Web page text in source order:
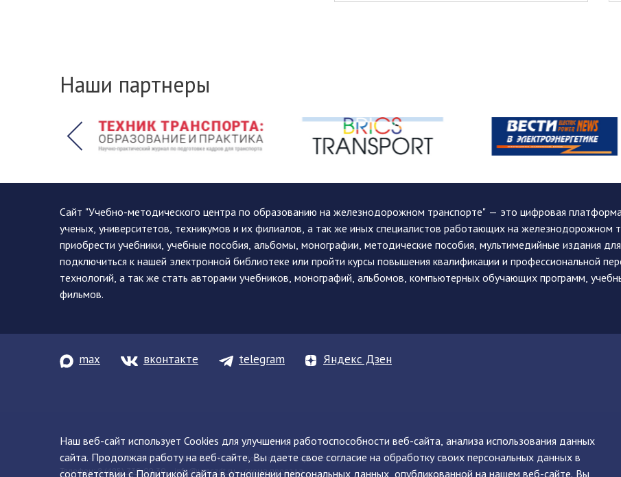
Наши партнеры
Наш веб-сайт использует Cookies для улучшения работоспособности веб-сайта, анализа использования данных
сайта. Продолжая работу на веб-сайте, Вы даете свое согласие на обработку своих персональных данных в
соответствии с Политикой сайта в отношении персональных данных, опубликованной на нашем веб-сайте. Вы
Сайт "Учебно-методического центра по образованию на железнодорожном транспорте" — это цифровая
ученых, университетов, техникумов и их филиалов, а так же иных специалистов работающих на
приобрести учебники, учебные пособия, альбомы, монографии, методические пособия, мультимедийные издания
подключиться к нашей электронной библиотеке или пройти курсы повышения квалификации и профессиональной
технологий, а так же стать авторами учебников, монографий, альбомов, компьютерных обучающих программ,
фильмов.
max вконтакте telegram Яндекс Дзен
© 2013-2026 ФГБУ ДПО «УМЦ ЖДТ» 105082, г. Москва, ул. Бакунинская, д. 71
Телефон:8 (495) 739-00-30 info@umczdt.ru схема проезда